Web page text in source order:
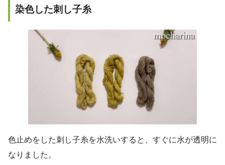
染色した刺し子糸
色止めをした刺し子糸を水洗いすると、すぐに水が透明に
なりました。